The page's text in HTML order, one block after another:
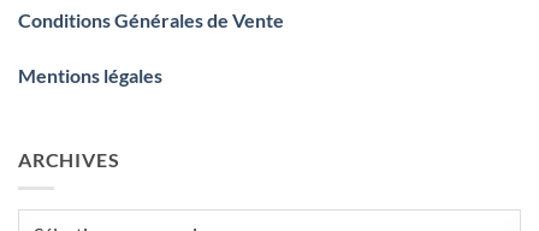
Conditions Générales de Vente
Mentions légales
ARCHIVES